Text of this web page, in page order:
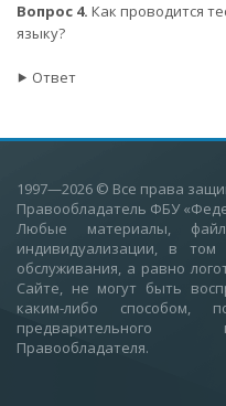
Вопрос 4. Как проводится
языку?
⯈ Ответ
1997—2026 © Все права
Правообладатель ФБУ
Любые материалы,
индивидуализации, в
обслуживания, а равно
Сайте, не могут быть
каким-либо способом,
предварительного
Правообладателя.